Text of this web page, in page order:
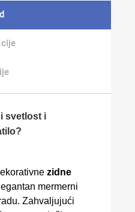
svetlost i
zidne
mermerni
Zahvaljujući